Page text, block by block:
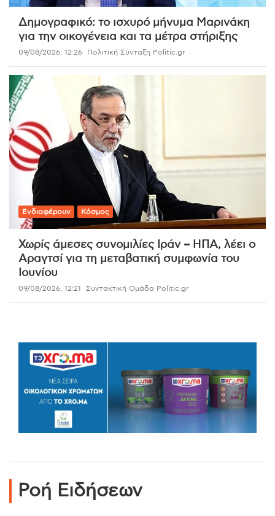
Δημογραφικό: το ισχυρό μήνυμα Μαρινάκη
για την οικογένεια και τα μέτρα στήριξης
09/08/2026, 12:26 Πολιτική Σύνταξη Politic.gr
Ενδιαφέρουν Κόσμος
Χωρίς άμεσες συνομιλίες Ιράν – ΗΠΑ, λέει ο
Αραγτσί για τη μεταβατική συμφωνία του
Ιουνίου
09/08/2026, 12:21 Συντακτική Ομάδα Politic.gr
Ροή Ειδήσεων